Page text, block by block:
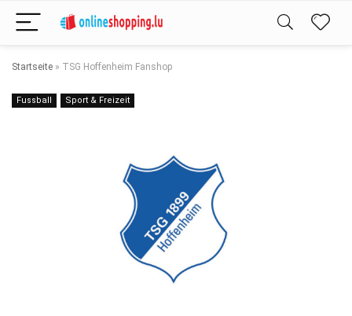
Startseite » TSG Hoffenheim Fanshop
Fussball Sport & Freizeit